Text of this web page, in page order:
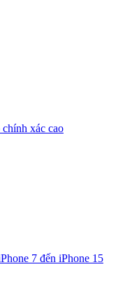
xác cao
7 đến iPhone 15